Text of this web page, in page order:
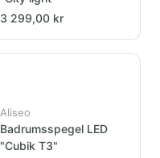
3 299,00 kr
Aliseo
Badrumsspegel LED
"Cubik T3"